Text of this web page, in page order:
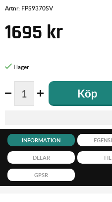
Artnr: FPS9370SV
1695 kr
Köp
INFORMATION
DELAR
GPSR